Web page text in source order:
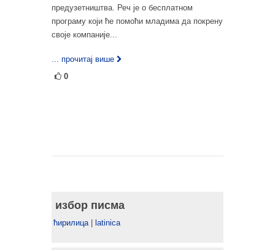
предузетништва. Реч је о бесплатном
програму који ће помоћи младима да покрену
своје компаније...
... прочитај више
0
избор писма
ћирилица latinica